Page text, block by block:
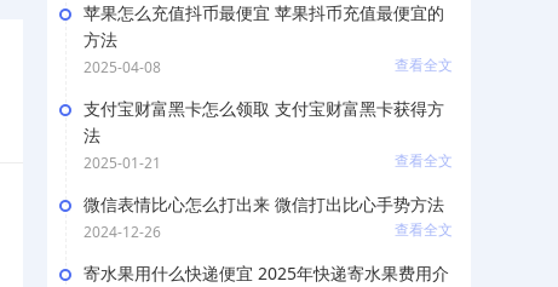
苹果怎么充值抖币最便宜 苹果抖币充值最便宜的
方法
2025-04-08 查看全文
支付宝财富黑卡怎么领取 支付宝财富黑卡获得方
法
2025-01-21 查看全文
微信表情比心怎么打出来 微信打出比心手势方法
2024-12-26 查看全文
寄水果用什么快递便宜 2025年快递寄水果费用介